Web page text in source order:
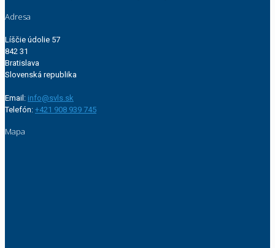
Adresa
Líščie údolie 57
842 31
Bratislava
Slovenská republika
Email: info@svls.sk
Telefón: +421 908 939 745
Mapa